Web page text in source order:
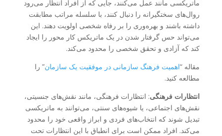
ماتریکسی مانند عمل می‌کنند، جایی که از افراد انتظار می‌رود
روال‌های سختگیرانه را دنبال کنند، با سلسله مراتب مطابقت
داشته باشند و بهره‌وری را بر رفاه شخصی اولویت دهند. این
می‌تواند حس گرفتار شدن در یک ماتریکس کار محور را ایجاد
کند که آزادی و تحقق شخصی را محدود می‌کند.
مقاله “اهمیت فرهنگ سازمانی در موفقیت یک سازمان” را
مطالعه کنید.
انتظارات فرهنگی: انتظارات فرهنگی، مانند نقش‌های جنسیتی،
نقش‌های اجتماعی، یا شیوه‌های سنتی، می‌توانند به ماتریکسی
تبدیل شوند که انتخاب‌های فردی و ابراز واقعی خود را محدود
می‌کند. افراد ممکن است برای انطباق با این انتظارات تحت